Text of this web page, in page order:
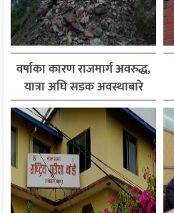
वर्षाका कारण राजमार्ग अवरुद्ध,
यात्रा अघि सडक अवस्थाबारे
जानकारी लिन आग्रह